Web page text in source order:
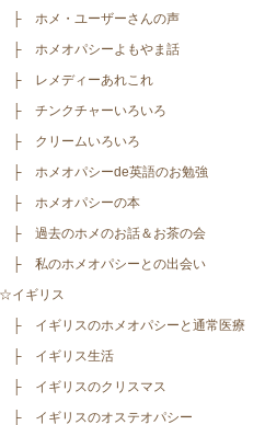
ホメ・ユーザーさんの声
ホメオパシーよもやま話
レメディーあれこれ
チンクチャーいろいろ
クリームいろいろ
ホメオパシーde英語のお勉強
ホメオパシーの本
過去のホメのお話＆お茶の会
私のホメオパシーとの出会い
イギリス
イギリスのホメオパシーと通常医療
イギリス生活
イギリスのクリスマス
イギリスのオステオパシー